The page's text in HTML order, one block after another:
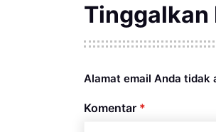
Tinggalkan
Alamat email Anda tidak
Komentar *